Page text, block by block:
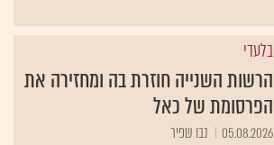
בלעדי
הרשות השנייה חוזרת בה ומחזירה את
הפרסומת של כאל
05.08.2026 נבו שפיר